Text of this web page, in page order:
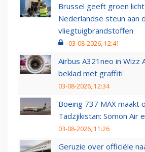
Brussel geeft groen
Nederlandse steun aan
vliegtuigbrandstoffen
03-08-2026, 12:41
Airbus A321neo in Wizz
beklad met graffiti
03-08-2026, 12:34
Boeing 737 MAX maakt
Tadzjikistan: Somon Air
03-08-2026, 11:26
Geruzie over officiële